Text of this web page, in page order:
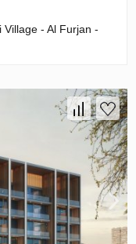
Village - Al Furjan -